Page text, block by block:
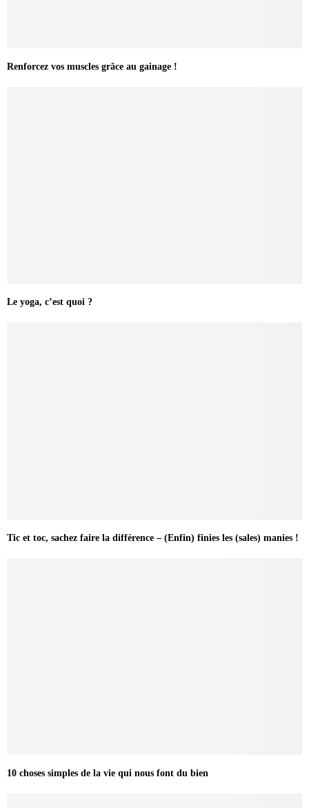
Renforcez vos muscles grâce au gainage !
Le yoga, c’est quoi ?
Tic et toc, sachez faire la différence – (Enfin) finies les (sales) manies !
10 choses simples de la vie qui nous font du bien